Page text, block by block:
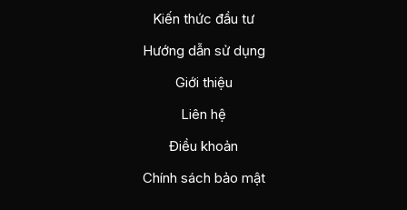
Kiến thức đầu tư
Hướng dẫn sử dụng
Giới thiệu
Liên hệ
Điều khoản
Chính sách bảo mật